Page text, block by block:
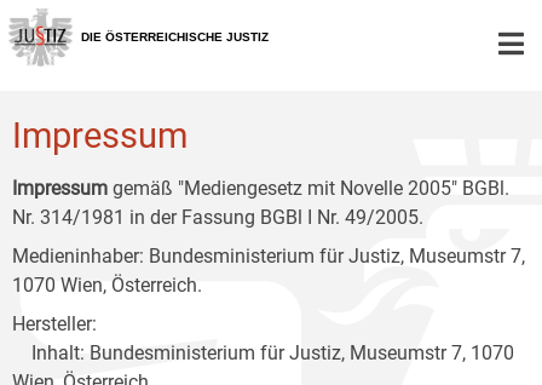
Zur
Hauptnavigation
[1]
Zum
Inhalt
[2]
Zum
Untermenü
[3]
DIE ÖSTERREICHISCHE JUSTIZ
Impressum
Impressum gemäß "Mediengesetz mit Novelle 2005" BGBl.
Nr. 314/1981 in der Fassung BGBl I Nr. 49/2005.
Medieninhaber: Bundesministerium für Justiz, Museumstr 7,
1070 Wien, Österreich.
Hersteller:
Inhalt: Bundesministerium für Justiz, Museumstr 7, 1070